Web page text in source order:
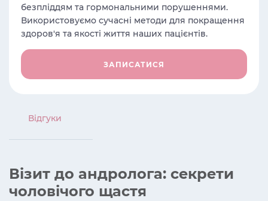
безпліддям та гормональними порушеннями.
Використовуємо сучасні методи для покращення
здоров'я та якості життя наших пацієнтів.
ЗАПИСАТИСЯ
Вiдгуки
Візит до андролога: секрети
чоловічого щастя